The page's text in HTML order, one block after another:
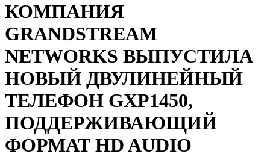
КОМПАНИЯ
GRANDSTREAM
NETWORKS ВЫПУСТИЛА
НОВЫЙ ДВУЛИНЕЙНЫЙ
ТЕЛЕФОН GXP1450,
ПОДДЕРЖИВАЮЩИЙ
ФОРМАТ HD AUDIO